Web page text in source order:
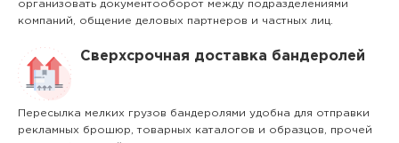
организовать документооборот между подразделениями
компаний, общение деловых партнеров и частных лиц.
Сверхсрочная доставка бандеролей
Пересылка мелких грузов бандеролями удобна для отправки
рекламных брошюр, товарных каталогов и образцов, прочей